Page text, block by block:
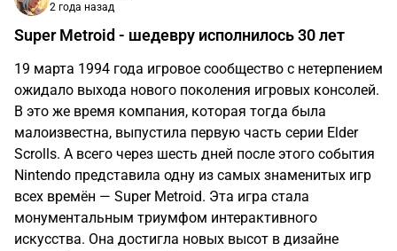
2 года назад
Super Metroid - шедевру исполнилось 30 лет
19 марта 1994 года игровое сообщество с нетерпением
ожидало выхода нового поколения игровых консолей.
В это же время компания, которая тогда была
малоизвестна, выпустила первую часть серии Elder
Scrolls. А всего через шесть дней после этого события
Nintendo представила одну из самых знаменитых игр
всех времён — Super Metroid. Эта игра стала
монументальным триумфом интерактивного
искусства. Она достигла новых высот в дизайне